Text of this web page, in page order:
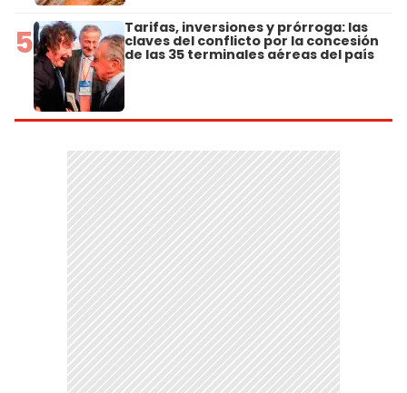
5 Tarifas, inversiones y prórroga: las
claves del conflicto por la concesión
de las 35 terminales aéreas del país